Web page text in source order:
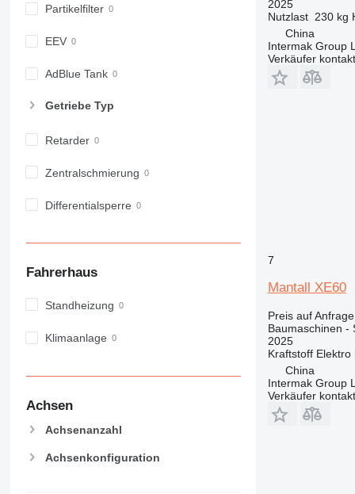
963
972
980
982
990
AP
E-series
GC
M-series
PM
RM
Partikelfilter
EEV
AdBlue Tank
Getriebe Typ
Retarder
Zentralschmierung
Differentialsperre
Fahrerhaus
Standheizung
Klimaanlage
Achsen
Achsenanzahl
Achsenkonfiguration
2025
Nutzlast 230 kg
China
Intermak Group
Verkäufer
7
Mantall XE60
Preis auf Anfrage
Baumaschinen -
2025
Kraftstoff Elektro
China
Intermak Group
Verkäufer